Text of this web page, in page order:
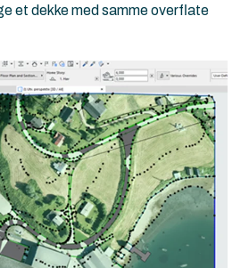
et dekke med samme overflate